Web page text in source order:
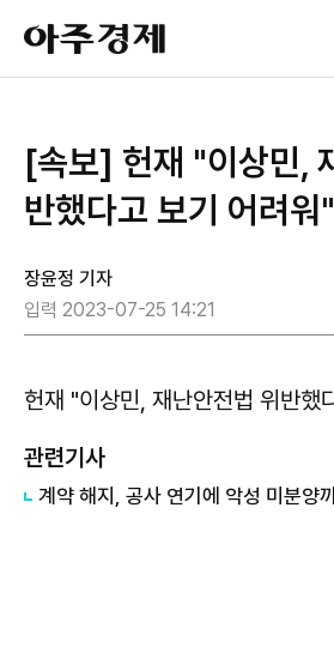
아
주
경
[속보] 헌재 "이상민,
반했다고 보기 어려워"
장윤정 기자
입력 2023-07-25 14:21
헌재 "이상민, 재난안전법 위반했
관련기사